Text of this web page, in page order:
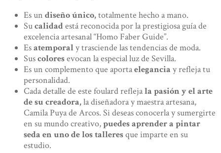
Es un diseño único,totalmente hecho a mano.
Sucalidadestá reconocida por la prestigiosa guía de
excelencia artesanal “Homo Faber Guide”.
Esatemporaly trasciende las tendencias de moda.
Suscoloresevocan la especial luz de Sevilla.
Es un complemento que aportaelegancia y refleja tu
personalidad.
Cada detalle de este foulard reflejala pasión y el arte
de su creadora,la diseñadora y maestra artesana,
Camila Puya de Arcos. Si deseas conocerla y sumergirte
en su mundo creativo,puedes aprender a pintar
seda en uno de los talleresque imparte en su
estudio.